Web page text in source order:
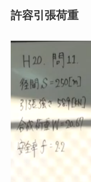
許容引張荷重